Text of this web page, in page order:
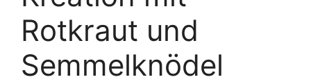
Rotkraut und
Semmelknödel